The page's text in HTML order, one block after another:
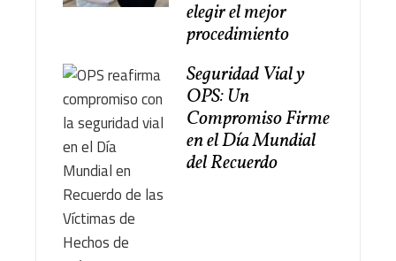
elegir el mejor
procedimiento
Seguridad Vial y
OPS: Un
Compromiso Firme
en el Día Mundial
del Recuerdo